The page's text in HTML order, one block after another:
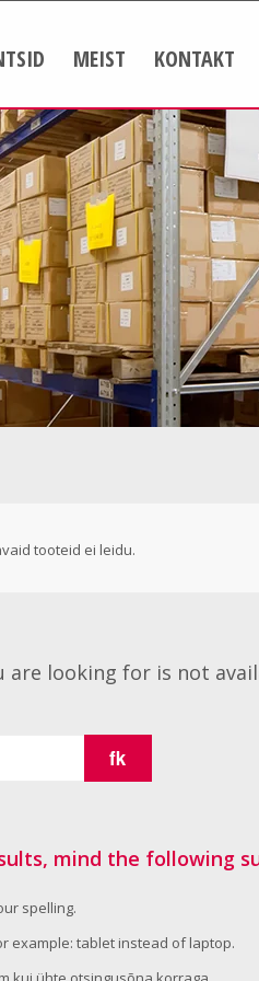
MEIST KONTAKT
tooteid ei leidu.
are looking for is not
mind the following
spelling.
example: tablet instead of laptop.